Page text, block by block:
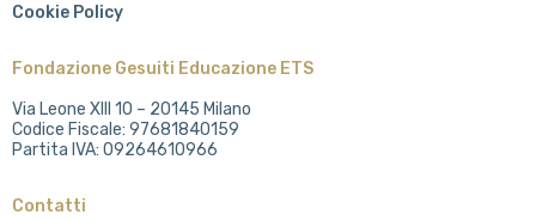
Cookie Policy
Fondazione Gesuiti Educazione ETS
Via Leone XIII 10 – 20145 Milano
Codice Fiscale: 97681840159
Partita IVA: 09264610966
Contatti